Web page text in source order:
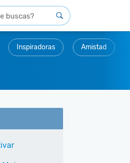
Inspiradoras Amistad